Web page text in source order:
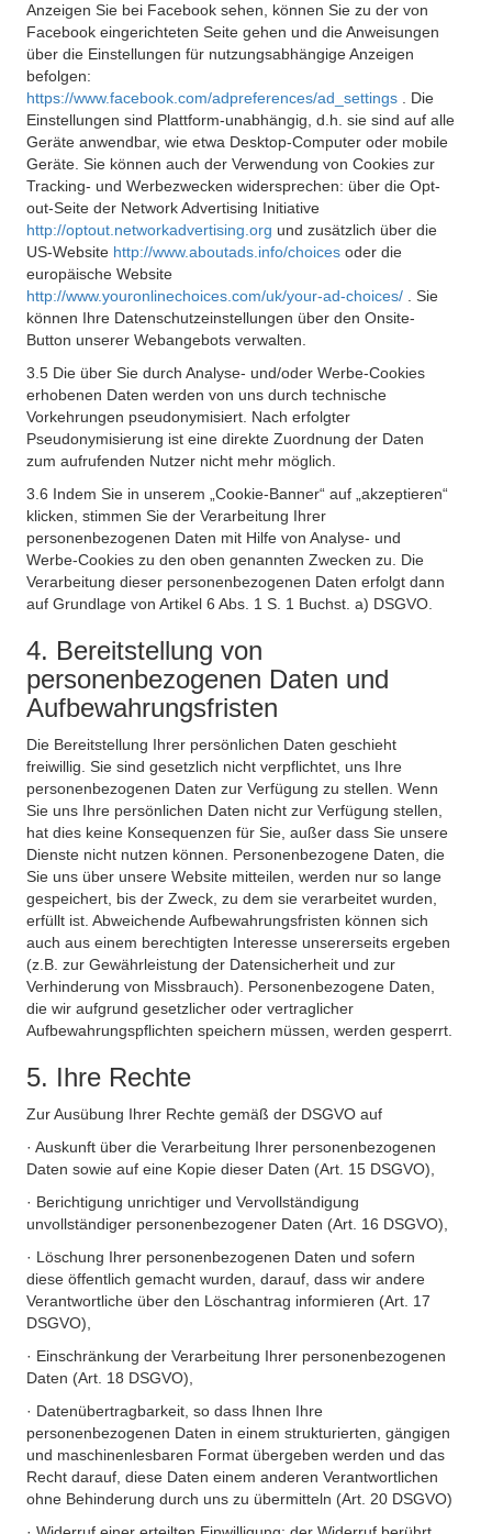
Anzeigen Sie bei Facebook sehen, können Sie zu der von
Facebook eingerichteten Seite gehen und die Anweisungen
über die Einstellungen für nutzungsabhängige Anzeigen
befolgen:
https://www.facebook.com/adpreferences/ad_settings
. Die
Einstellungen sind Plattform-unabhängig, d.h. sie sind auf alle
Geräte anwendbar, wie etwa Desktop-Computer oder mobile
Geräte. Sie können auch der Verwendung von Cookies zur
Tracking- und Werbezwecken widersprechen: über die Opt-
out-Seite der Network Advertising Initiative
http://optout.networkadvertising.org und zusätzlich über die
US-Website http://www.aboutads.info/choices oder die
europäische Website
http://www.youronlinechoices.com/uk/your-ad-choices/
. Sie
können Ihre Datenschutzeinstellungen über den Onsite-
Button unserer Webangebots verwalten.
3.5 Die über Sie durch Analyse- und/oder Werbe-Cookies
erhobenen Daten werden von uns durch technische
Vorkehrungen pseudonymisiert. Nach erfolgter
Pseudonymisierung ist eine direkte Zuordnung der Daten
zum aufrufenden Nutzer nicht mehr möglich.
3.6 Indem Sie in unserem „Cookie-Banner“ auf „akzeptieren“
klicken, stimmen Sie der Verarbeitung Ihrer
personenbezogenen Daten mit Hilfe von Analyse- und
Werbe-Cookies zu den oben genannten Zwecken zu. Die
Verarbeitung dieser personenbezogenen Daten erfolgt dann
auf Grundlage von Artikel 6 Abs. 1 S. 1 Buchst. a) DSGVO.
4. Bereitstellung von
personenbezogenen Daten und
Aufbewahrungsfristen
Die Bereitstellung Ihrer persönlichen Daten geschieht
freiwillig. Sie sind gesetzlich nicht verpflichtet, uns Ihre
personenbezogenen Daten zur Verfügung zu stellen. Wenn
Sie uns Ihre persönlichen Daten nicht zur Verfügung stellen,
hat dies keine Konsequenzen für Sie, außer dass Sie unsere
Dienste nicht nutzen können. Personenbezogene Daten, die
Sie uns über unsere Website mitteilen, werden nur so lange
gespeichert, bis der Zweck, zu dem sie verarbeitet wurden,
erfüllt ist. Abweichende Aufbewahrungsfristen können sich
auch aus einem berechtigten Interesse unsererseits ergeben
(z.B. zur Gewährleistung der Datensicherheit und zur
Verhinderung von Missbrauch). Personenbezogene Daten,
die wir aufgrund gesetzlicher oder vertraglicher
Aufbewahrungspflichten speichern müssen, werden gesperrt.
5. Ihre Rechte
Zur Ausübung Ihrer Rechte gemäß der DSGVO auf
· Auskunft über die Verarbeitung Ihrer personenbezogenen
Daten sowie auf eine Kopie dieser Daten (Art. 15 DSGVO),
· Berichtigung unrichtiger und Vervollständigung
unvollständiger personenbezogener Daten (Art. 16 DSGVO),
· Löschung Ihrer personenbezogenen Daten und sofern
diese öffentlich gemacht wurden, darauf, dass wir andere
Verantwortliche über den Löschantrag informieren (Art. 17
DSGVO),
· Einschränkung der Verarbeitung Ihrer personenbezogenen
Daten (Art. 18 DSGVO),
· Datenübertragbarkeit, so dass Ihnen Ihre
personenbezogenen Daten in einem strukturierten, gängigen
und maschinenlesbaren Format übergeben werden und das
Recht darauf, diese Daten einem anderen Verantwortlichen
ohne Behinderung durch uns zu übermitteln (Art. 20 DSGVO)